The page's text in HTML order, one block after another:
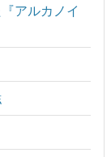
アルカノイ